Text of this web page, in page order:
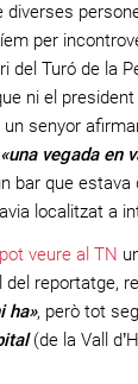
per
del Turó de la
ni el president
senyor
«una vegada en
bar que estava
localitzat a
veure al TN
reportatge,
ha», però tot
(de la Vall